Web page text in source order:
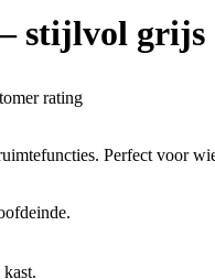
stijlvol grijs
rating
Perfect voor